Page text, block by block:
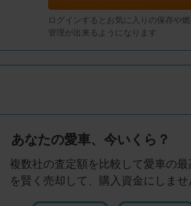
ログインするとお気に入りの保存や
管理が出来るようになります
あなたの愛車、今いくら？
複数社の査定額を比較して愛車の
を賢く売却して、購入資金にしませ